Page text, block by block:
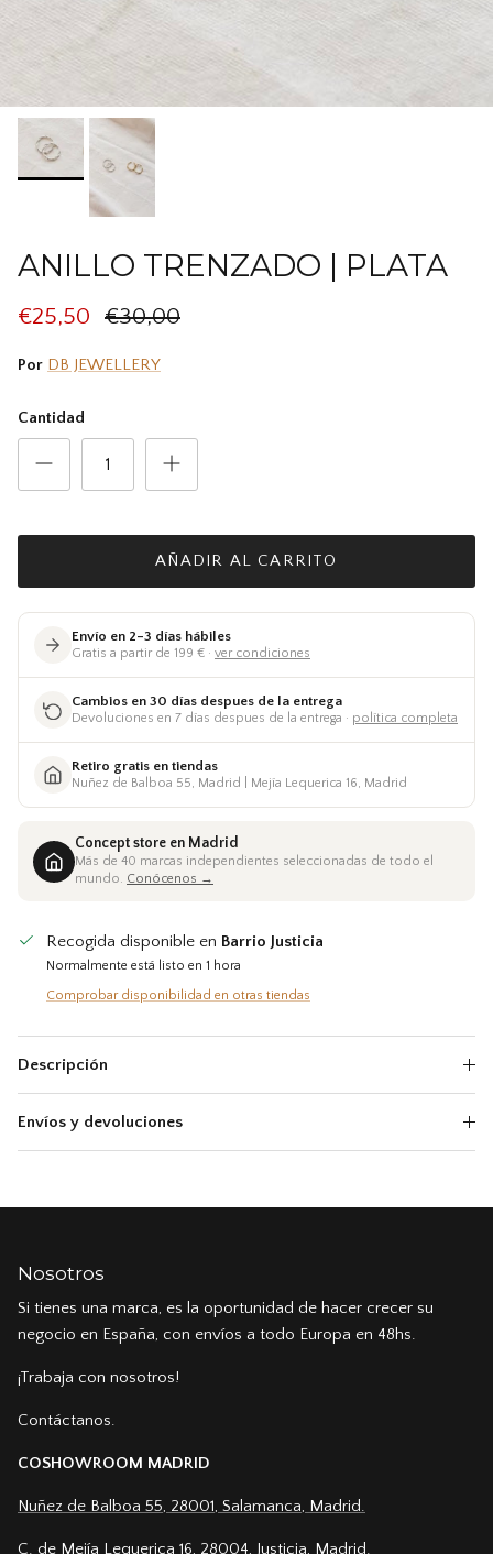
ANILLO TRENZADO | PLATA
€25,50 €30,00
Por DB JEWELLERY
Cantidad
AÑADIR AL CARRITO
Envío en 2–3 días hábiles
Gratis a partir de 199 € · ver condiciones
Cambios en 30 días despues de la entrega
Devoluciones en 7 días despues de la entrega · política completa
Retiro gratis en tiendas
Nuñez de Balboa 55, Madrid | Mejía Lequerica 16, Madrid
Concept store en Madrid
Más de 40 marcas independientes seleccionadas de todo el
mundo. Conócenos →
Recogida disponible en Barrio Justicia
Normalmente está listo en 1 hora
Comprobar disponibilidad en otras tiendas
Descripción
Envíos y devoluciones
Nosotros
Si tienes una marca, es la oportunidad de hacer crecer su
negocio en España, con envíos a todo Europa en 48hs.
¡Trabaja con nosotros!
Contáctanos.
COSHOWROOM MADRID
Nuñez de Balboa 55, 28001, Salamanca, Madrid.
C. de Mejía Lequerica 16, 28004, Justicia, Madrid.